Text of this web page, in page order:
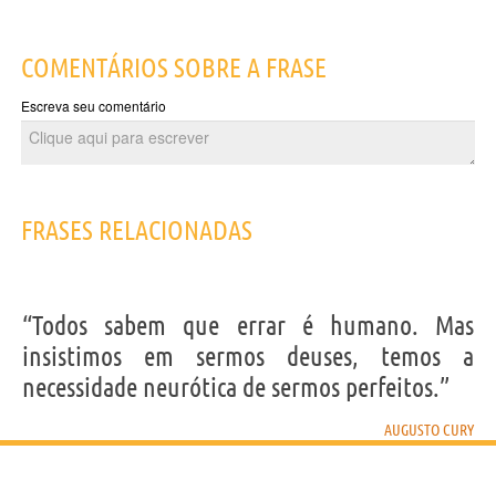
COMENTÁRIOS SOBRE A FRASE
Escreva seu comentário
FRASES RELACIONADAS
“Todos sabem que errar é humano. Mas
insistimos em sermos deuses, temos a
necessidade neurótica de sermos perfeitos.”
AUGUSTO CURY